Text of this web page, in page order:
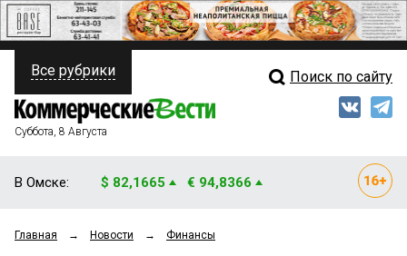
ПОЛИТИКА
ФИНАНСЫ
ОБЩЕСТВО
Свежий выпуск
Все рубрики Поиск по сайту
Суббота, 8 Августа
В Омске: $ 82,1665 € 94,8366
Главная → Новости → Финансы